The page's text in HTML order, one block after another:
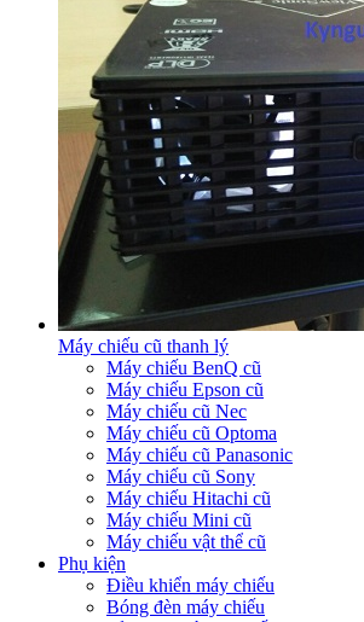
Máy chiếu cũ thanh lý
Máy chiếu BenQ cũ
Máy chiếu Epson cũ
Máy chiếu cũ Nec
Máy chiếu cũ Optoma
Máy chiếu cũ Panasonic
Máy chiếu cũ Sony
Máy chiếu Hitachi cũ
Máy chiếu Mini cũ
Máy chiếu vật thể cũ
Phụ kiện
Điều khiển máy chiếu
Bóng đèn máy chiếu